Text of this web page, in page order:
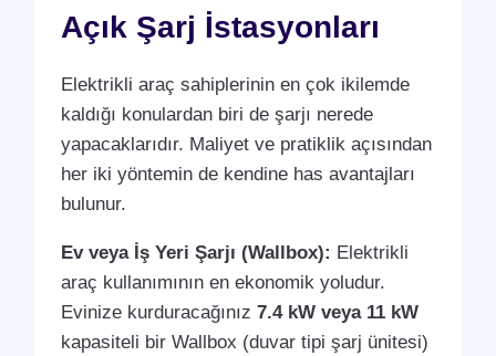
Açık Şarj İstasyonları
Elektrikli araç sahiplerinin en çok ikilemde
kaldığı konulardan biri de şarjı nerede
yapacaklarıdır. Maliyet ve pratiklik açısından
her iki yöntemin de kendine has avantajları
bulunur.
Ev veya İş Yeri Şarjı (Wallbox): Elektrikli
araç kullanımının en ekonomik yoludur.
Evinize kurduracağınız 7.4 kW veya 11 kW
kapasiteli bir Wallbox (duvar tipi şarj ünitesi)